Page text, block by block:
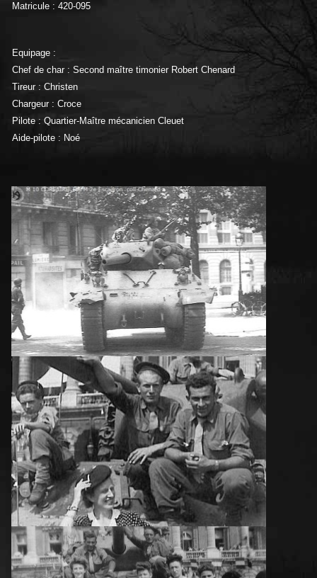
Matricule : 420-095
Equipage :
Chef de char : Second maître timonier Robert Chenard
Tireur : Christen
Chargeur : Croce
Pilote : Quartier-Maître mécanicien Cleuet
Aide-pilote : Noé